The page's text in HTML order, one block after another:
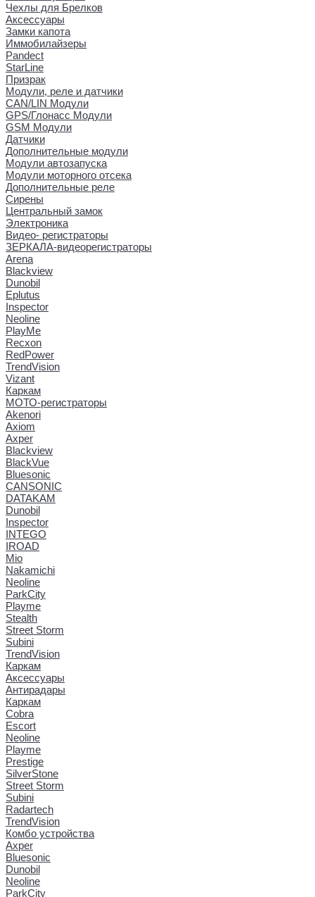
Чехлы для Брелков
Аксессуары
Замки капота
Иммобилайзеры
Pandect
StarLine
Призрак
Модули, реле и датчики
CAN/LIN Модули
GPS/Глонасс Модули
GSM Модули
Датчики
Дополнительные модули
Модули автозапуска
Модули моторного отсека
Дополнительные реле
Сирены
Центральный замок
Электроника
Видео- регистраторы
ЗЕРКАЛА-видеорегистраторы
Arena
Blackview
Dunobil
Eplutus
Inspector
Neoline
PlayMe
Recxon
RedPower
TrendVision
Vizant
Каркам
МОТО-регистраторы
Akenori
Axiom
Axper
Blackview
BlackVue
Bluesonic
CANSONIC
DATAKAM
Dunobil
Inspector
INTEGO
IROAD
Mio
Nakamichi
Neoline
ParkCity
Playme
Stealth
Street Storm
Subini
TrendVision
Каркам
Аксессуары
Антирадары
Каркам
Cobra
Escort
Neoline
Playme
Prestige
SilverStone
Street Storm
Subini
Radartech
TrendVision
Комбо устройства
Axper
Bluesonic
Dunobil
Neoline
ParkCity